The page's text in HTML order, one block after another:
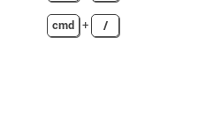
cmd + /